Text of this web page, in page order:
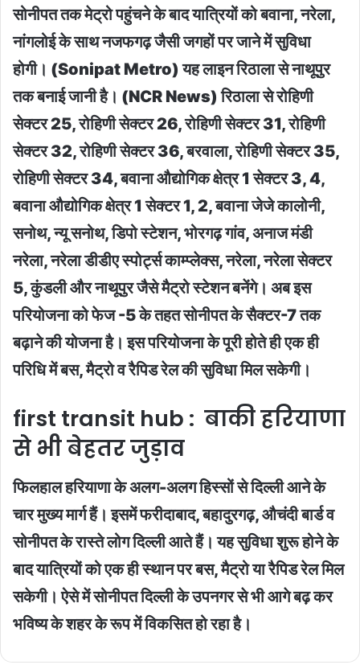
सोनीपत तक मेट्रो पहुंचने के बाद यात्रियों को बवाना, नरेला,
नांगलोई के साथ नजफगढ़ जैसी जगहों पर जाने में सुविधा
होगी। (Sonipat Metro) यह लाइन रिठाला से नाथूपुर
तक बनाई जानी है। (NCR News) रिठाला से रोहिणी
सेक्टर 25, रोहिणी सेक्टर 26, रोहिणी सेक्टर 31, रोहिणी
सेक्टर 32, रोहिणी सेक्टर 36, बरवाला, रोहिणी सेक्टर 35,
रोहिणी सेक्टर 34, बवाना औद्योगिक क्षेत्र 1 सेक्टर 3, 4,
बवाना औद्योगिक क्षेत्र 1 सेक्टर 1, 2, बवाना जेजे कालोनी,
सनोथ, न्यू सनोथ, डिपो स्टेशन, भोरगढ़ गांव, अनाज मंडी
नरेला, नरेला डीडीए स्पोर्ट्स काम्प्लेक्स, नरेला, नरेला सेक्टर
5, कुंडली और नाथूपुर जैसे मैट्रो स्टेशन बनेंगे। अब इस
परियोजना को फेज -5 के तहत सोनीपत के सैक्टर-7 तक
बढ़ाने की योजना है। इस परियोजना के पूरी होते ही एक ही
परिधि में बस, मैट्रो व रैपिड रेल की सुविधा मिल सकेगी।
first transit hub : बाकी हरियाणा
से भी बेहतर जुड़ाव
फिलहाल हरियाणा के अलग-अलग हिस्सों से दिल्ली आने के
चार मुख्य मार्ग हैं। इसमें फरीदाबाद, बहादुरगढ़, औचंदी बार्ड व
सोनीपत के रास्ते लोग दिल्ली आते हैं। यह सुविधा शुरू होने के
बाद यात्रियों को एक ही स्थान पर बस, मैट्रो या रैपिड रेल मिल
सकेगी। ऐसे में सोनीपत दिल्ली के उपनगर से भी आगे बढ़ कर
भविष्य के शहर के रूप में विकसित हो रहा है।